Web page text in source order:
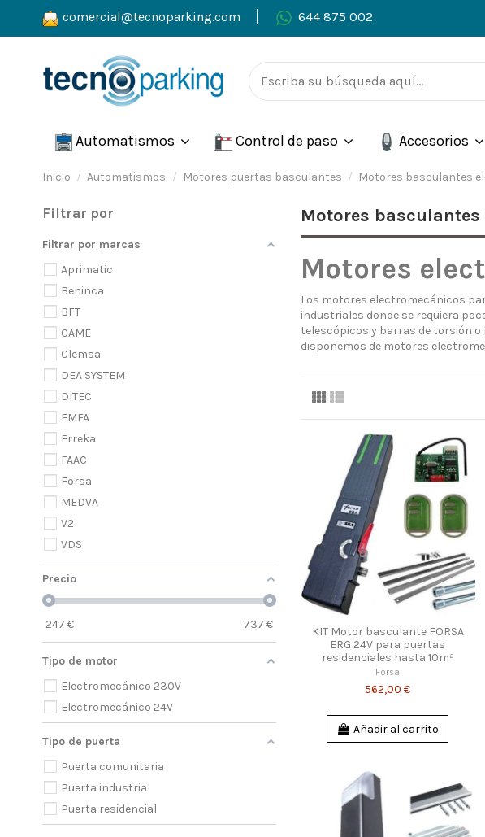
comercial@tecnoparking.com 644 875 002
Automatismos Control de paso Accesorios
Inicio Automatismos Motores puertas basculantes Motores basculantes
Motores
Motores
Los motores electromecánicos
industriales donde se requiera
telescópicos y barras de torsión
disponemos de motores
KIT Motor basculante FORSA
ERG 24V para puertas
residenciales hasta 10m²
Forsa
562,00 €
Añadir al carrito
Filtrar por
Filtrar por marcas
Aprimatic
Beninca
BFT
CAME
Clemsa
DEA SYSTEM
DITEC
EMFA
Erreka
FAAC
Forsa
MEDVA
V2
VDS
Precio
247 € 737 €
Tipo de motor
Electromecánico 230V
Electromecánico 24V
Tipo de puerta
Puerta comunitaria
Puerta industrial
Puerta residencial